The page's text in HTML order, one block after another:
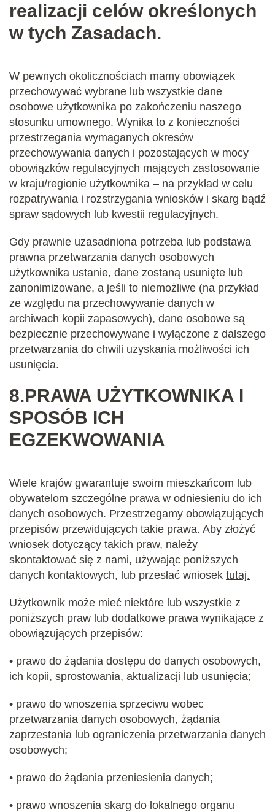
realizacji celów określonych
w tych Zasadach.
W pewnych okolicznościach mamy obowiązek
przechowywać wybrane lub wszystkie dane
osobowe użytkownika po zakończeniu naszego
stosunku umownego. Wynika to z konieczności
przestrzegania wymaganych okresów
przechowywania danych i pozostających w mocy
obowiązków regulacyjnych mających zastosowanie
w kraju/regionie użytkownika – na przykład w celu
rozpatrywania i rozstrzygania wniosków i skarg bądź
spraw sądowych lub kwestii regulacyjnych.
Gdy prawnie uzasadniona potrzeba lub podstawa
prawna przetwarzania danych osobowych
użytkownika ustanie, dane zostaną usunięte lub
zanonimizowane, a jeśli to niemożliwe (na przykład
ze względu na przechowywanie danych w
archiwach kopii zapasowych), dane osobowe są
bezpiecznie przechowywane i wyłączone z dalszego
przetwarzania do chwili uzyskania możliwości ich
usunięcia.
8.PRAWA UŻYTKOWNIKA I
SPOSÓB ICH
EGZEKWOWANIA
Wiele krajów gwarantuje swoim mieszkańcom lub
obywatelom szczególne prawa w odniesieniu do ich
danych osobowych. Przestrzegamy obowiązujących
przepisów przewidujących takie prawa. Aby złożyć
wniosek dotyczący takich praw, należy
skontaktować się z nami, używając poniższych
danych kontaktowych, lub przesłać wniosek tutaj.
Użytkownik może mieć niektóre lub wszystkie z
poniższych praw lub dodatkowe prawa wynikające z
obowiązujących przepisów:
• prawo do żądania dostępu do danych osobowych,
ich kopii, sprostowania, aktualizacji lub usunięcia;
• prawo do wnoszenia sprzeciwu wobec
przetwarzania danych osobowych, żądania
zaprzestania lub ograniczenia przetwarzania danych
osobowych;
• prawo do żądania przeniesienia danych;
• prawo wnoszenia skarg do lokalnego organu